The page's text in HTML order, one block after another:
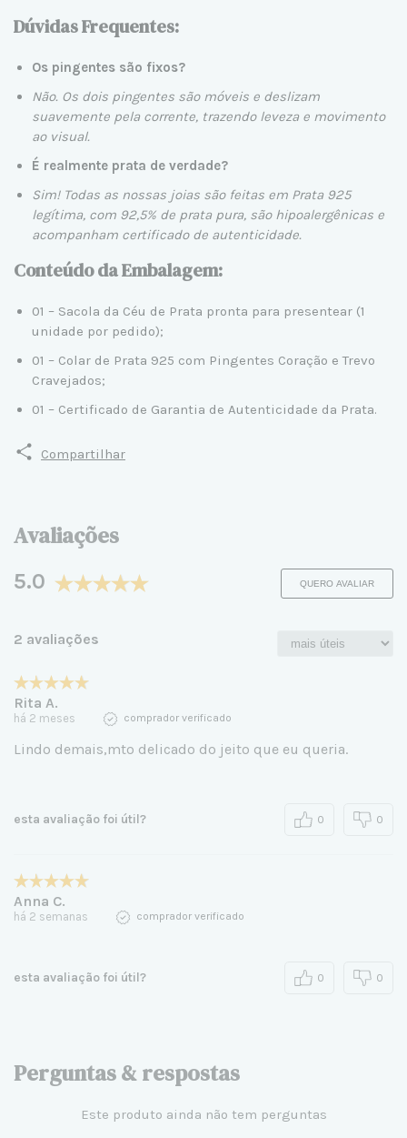
Dúvidas Frequentes:
Os pingentes são fixos?
Não. Os dois pingentes são móveis e deslizam
suavemente pela corrente, trazendo leveza e movimento
ao visual.
É realmente prata de verdade?
Sim! Todas as nossas joias são feitas em Prata 925
legítima, com 92,5% de prata pura, são hipoalergênicas e
acompanham certificado de autenticidade.
Conteúdo da Embalagem:
01 – Sacola da Céu de Prata pronta para presentear (1
unidade por pedido);
01 – Colar de Prata 925 com Pingentes Coração e Trevo
Cravejados;
01 – Certificado de Garantia de Autenticidade da Prata.
Compartilhar
Avaliações
5.0 QUERO AVALIAR
2 avaliações
Rita A.
há 2 meses comprador verificado
Lindo demais,mto delicado do jeito que eu queria.
esta avaliação foi útil? 0 0
Anna C.
há 2 semanas comprador verificado
esta avaliação foi útil? 0 0
Perguntas & respostas
Este produto ainda não tem perguntas